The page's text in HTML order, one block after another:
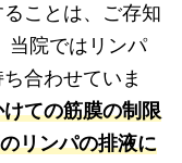
ことは、ご存知
当院ではリンパ
合わせていま
ての筋膜の制限
リンパの排液に